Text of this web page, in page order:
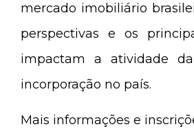
mercado imobiliário
perspectivas e os
impactam a atividade
incorporação no país.
Mais informações e